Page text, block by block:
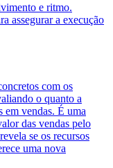
e ritmo.
assegurar a execução
com os
o quanto a
em vendas. É uma
das vendas pelo
se os recursos
uma nova